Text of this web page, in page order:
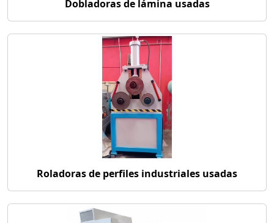
Dobladoras de lámina usadas
Roladoras de perfiles industriales usadas